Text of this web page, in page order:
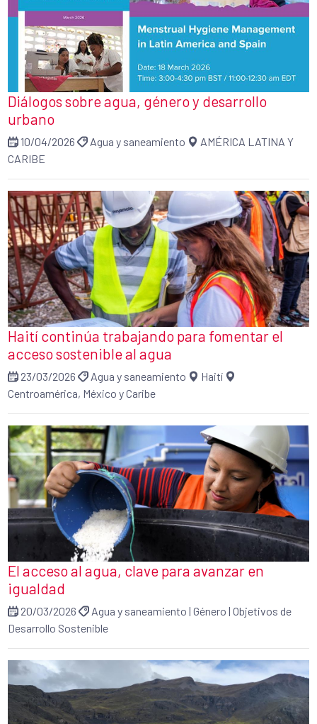
Diálogos sobre agua, género y desarrollo
urbano
10/04/2026 Agua y saneamiento
AMÉRICA LATINA Y
CARIBE
Haití continúa trabajando para fomentar el
acceso sostenible al agua
23/03/2026 Agua y saneamiento
Haití
Centroamérica, México y Caribe
El acceso al agua, clave para avanzar en
igualdad
20/03/2026 Agua y saneamiento | Género | Objetivos de
Desarrollo Sostenible